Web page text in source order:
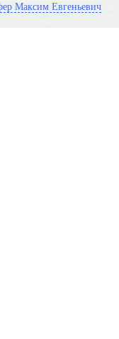
Максим Евгеньевич